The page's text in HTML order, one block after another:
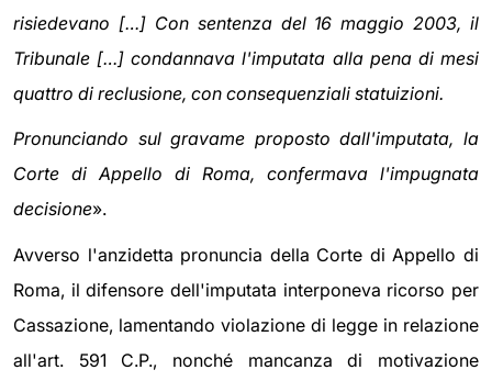
risiedevano […] Con sentenza del 16 maggio 2003, il
Tribunale […] condannava l'imputata alla pena di mesi
quattro di reclusione, con consequenziali statuizioni.
Pronunciando sul gravame proposto dall'imputata, la
Corte di Appello di Roma, confermava l'impugnata
decisione».
Avverso l'anzidetta pronuncia della Corte di Appello di
Roma, il difensore dell'imputata interponeva ricorso per
Cassazione, lamentando violazione di legge in relazione
all'art. 591 C.P., nonché mancanza di motivazione